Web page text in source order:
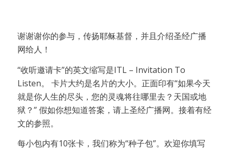
谢谢谢你的参与，传扬耶稣基督，并且介绍圣经广播
网给人！
“收听邀请卡”的英文缩写是ITL – Invitation To
Listen。 卡片大约是名片的大小。正面印有“如果今天
就是你人生的尽头，您的灵魂将往哪里去？天国或地
狱？” 假如你想知道答案，请上圣经广播网。接着有经
文的参照。
每小包内有10张卡，我们称为“种子包”。欢迎你填写